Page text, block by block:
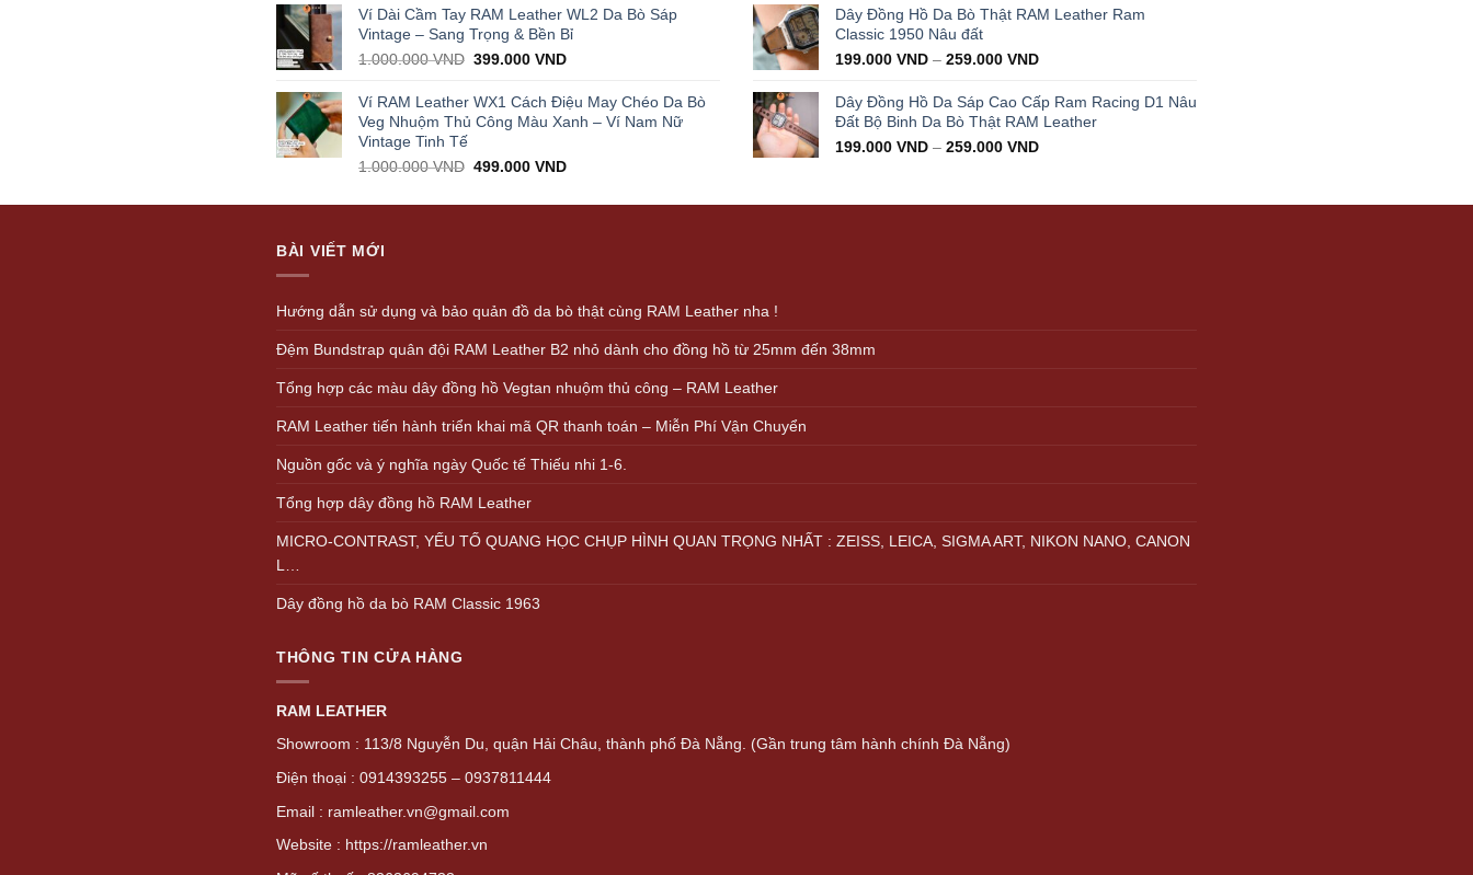
was:
1.000.000 VND.
is:
399.000 VND.
Ví Dài Cầm Tay RAM Leather WL2 Da Bò Sáp
Vintage – Sang Trọng & Bền Bỉ
1.000.000VND Original
was:
1.000.000 VND.
399.000VNDCurrent
is:
399.000 VND.
Ví RAM Leather WX1 Cách Điệu May Chéo Da Bò
Veg Nhuộm Thủ Công Màu Xanh – Ví Nam Nữ
Vintage Tinh Tế
1.000.000VND Original
was:
499.000VNDCurrent
is:
Dây Đồng Hồ Da Bò Thật RAM Leather Ram
Classic 1950 Nâu đất
199.000 VND – 259.000 VND
Dây Đồng Hồ Da Sáp Cao Cấp Ram Racing D1 Nâu
Đất Bộ Binh Da Bò Thật RAM Leather
199.000 VND – 259.000 VND
BÀI VIẾT MỚI
Hướng dẫn sử dụng và bảo quản đồ da bò thật cùng RAM Leather nha !
Đệm Bundstrap quân đội RAM Leather B2 nhỏ dành cho đồng hồ từ 25mm đến 38mm
Tổng hợp các màu dây đồng hồ Vegtan nhuộm thủ công – RAM Leather
RAM Leather tiến hành triển khai mã QR thanh toán – Miễn Phí Vận Chuyển
Nguồn gốc và ý nghĩa ngày Quốc tế Thiếu nhi 1-6.
Tổng hợp dây đồng hồ RAM Leather
MICRO-CONTRAST, YẾU TỐ QUANG HỌC CHỤP HÌNH QUAN TRỌNG NHẤT : ZEISS, LEICA, SIGMA ART, NIKON NANO, CANON
L…
Dây đồng hồ da bò RAM Classic 1963
THÔNG TIN CỬA HÀNG
RAM LEATHER
Showroom : 113/8 Nguyễn Du, quận Hải Châu, thành phố Đà Nẵng. (Gần trung tâm hành chính Đà Nẵng)
Điện thoại : 0914393255 – 0937811444
Email : ramleather.vn@gmail.com
Website : https://ramleather.vn